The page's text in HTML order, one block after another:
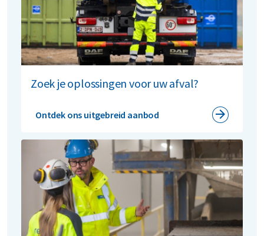
Zoek je oplossingen voor uw afval?
Ontdek ons uitgebreid aanbod